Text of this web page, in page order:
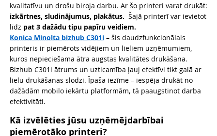
kvalitatīvu un drošu biroja darbu. Ar šo printeri varat drukāt:
izkārtnes, sludinājumus, plakātus. Šajā printerī var ievietot
līdz pat 3 dažādu tipu papīru veidiem.
Konica Minolta bizhub C301i – šis daudzfunkcionālais
printeris ir piemērots vidējiem un lieliem uzņēmumiem,
kuros nepieciešama ātra augstas kvalitātes drukāšana.
Bizhub C301i ātrums un uzticamība ļauj efektīvi tikt galā ar
lielu drukāšanas slodzi. Īpaša iezīme – iespēja drukāt no
dažādām mobilo iekārtu platformām, tā paaugstinot darba
efektivitāti.
Kā izvēlēties jūsu uzņēmējdarbībai
piemērotāko printeri?